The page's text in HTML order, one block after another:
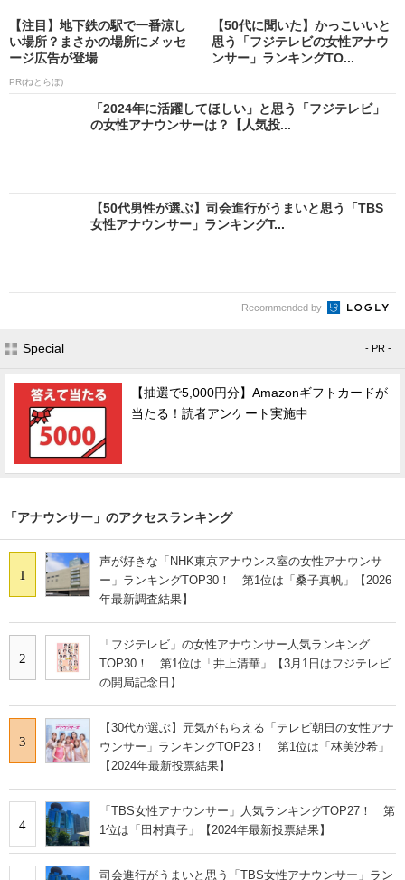
【注目】地下鉄の駅で一番涼し
い場所？まさかの場所にメッセ
ージ広告が登場
PR(ねとらぼ)
【50代に聞いた】かっこいいと
思う「フジテレビの女性アナウ
ンサー」ランキングTO...
「2024年に活躍してほしい」と思う「フジテレビ」
の女性アナウンサーは？【人気投...
【50代男性が選ぶ】司会進行がうまいと思う「TBS
女性アナウンサー」ランキングT...
Recommended by
Special - PR -
【抽選で5,000円分】Amazonギフトカードが
当たる！読者アンケート実施中
「アナウンサー」のアクセスランキング
1
声が好きな「NHK東京アナウンス室の女性アナウンサ
ー」ランキングTOP30！ 第1位は「桑子真帆」【2026
年最新調査結果】
2
「フジテレビ」の女性アナウンサー人気ランキング
TOP30！ 第1位は「井上清華」【3月1日はフジテレビ
の開局記念日】
3
【30代が選ぶ】元気がもらえる「テレビ朝日の女性アナ
ウンサー」ランキングTOP23！ 第1位は「林美沙希」
【2024年最新投票結果】
4
「TBS女性アナウンサー」人気ランキングTOP27！ 第
1位は「田村真子」【2024年最新投票結果】
司会進行がうまいと思う「TBS女性アナウンサー」ラン